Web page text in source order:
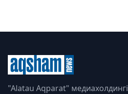
"Alatau Aqparat" медиахолдингі